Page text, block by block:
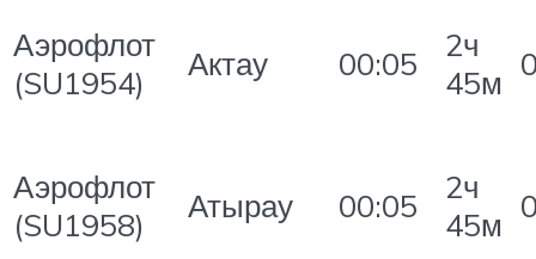
Аэрофлот
(SU1954)
Актау 00:05
2ч
45м
Аэрофлот
(SU1958)
Атырау 00:05
2ч
45м